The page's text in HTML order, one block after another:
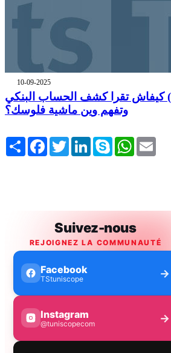
10-09-2025
كيفاش تقرا كشف الحساب البنكي (Relevé de compte)
وتفهم وين ماشية فلوسك؟
Share FacebookTwitterLinkedInSkype WhatsApp